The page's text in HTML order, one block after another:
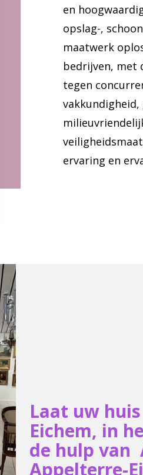
en
opslag-,
maatwerk
bedrijven, met
tegen
ervaring en
Laat uw
Eichem, in
de hulp van
Appelterre-